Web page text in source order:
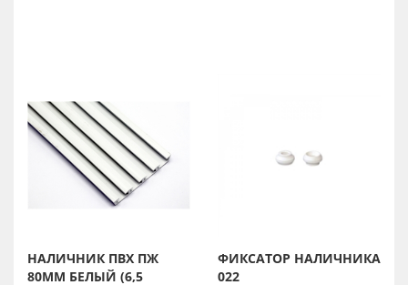
НАЛИЧНИК ПВХ ПЖ
80ММ БЕЛЫЙ (6,5
ФИКСАТОР НАЛИЧНИКА
022